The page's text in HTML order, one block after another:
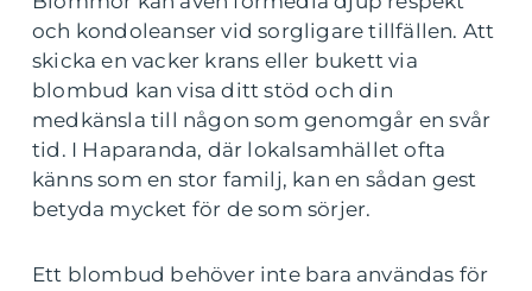
och kondoleanser vid sorgligare tillfällen. Att
skicka en vacker krans eller bukett via
blombud kan visa ditt stöd och din
medkänsla till någon som genomgår en svår
tid. I Haparanda, där lokalsamhället ofta
känns som en stor familj, kan en sådan gest
betyda mycket för de som sörjer.
Ett blombud behöver inte bara användas för